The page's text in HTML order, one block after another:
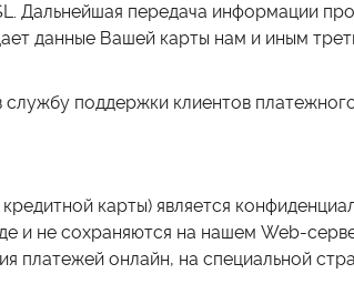
Дальнейшая передача информации
данные Вашей карты нам и иным
поддержки клиентов
карты) является
и не сохраняются на нашем Web-
платежей онлайн, на специальной